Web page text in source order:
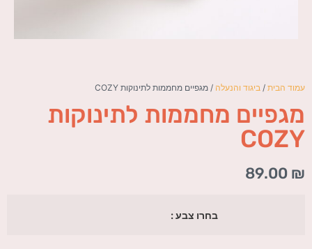
עמוד הבית / ביגוד והנעלה / מגפיים מחממות לתינוקות COZY
מגפיים מחממות לתינוקות
COZY
89.00 ₪
בחרו צבע :